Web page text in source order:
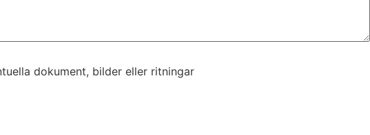
dokument, bilder eller ritningar